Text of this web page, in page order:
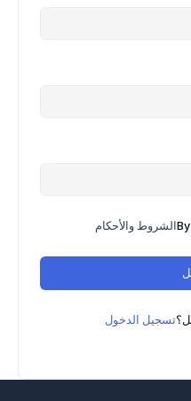
الشروط والأحكام
تسجيل الدخول